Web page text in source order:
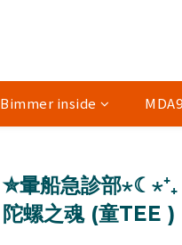
Bimmer inside
✮暈船急診部
陀螺之魂 (童TEE )